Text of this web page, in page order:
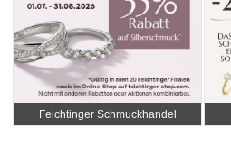
Feichtinger Schmuckhandel